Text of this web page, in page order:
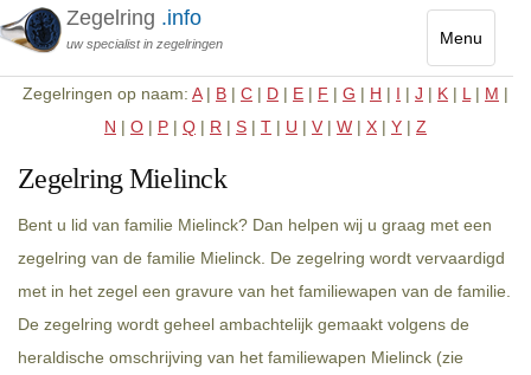
Menu
Toggle
Zegelring .info
uw specialist in zegelringen
Zegelringen op naam: A| B | C | D | E | F | G | H | I | J | K | L | M |
N | O | P | Q | R | S | T | U | V | W | X | Y | Z
Zegelring Mielinck
Bent u lid van familie Mielinck? Dan helpen wij u graag met een
zegelring van de familie Mielinck. De zegelring wordt vervaardigd
met in het zegel een gravure van het familiewapen van de familie.
De zegelring wordt geheel ambachtelijk gemaakt volgens de
heraldische omschrijving van het familiewapen Mielinck (zie